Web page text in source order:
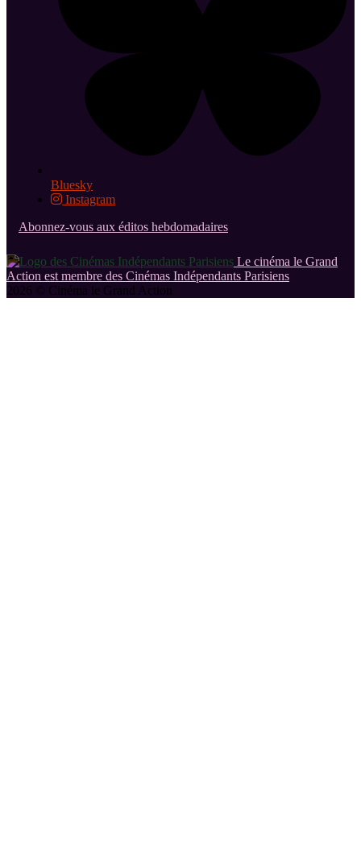
Bluesky
Instagram
Abonnez-vous aux éditos hebdomadaires
Le cinéma le Grand
Action est membre des Cinémas Indépendants Parisiens
2026 © Cinéma le Grand Action